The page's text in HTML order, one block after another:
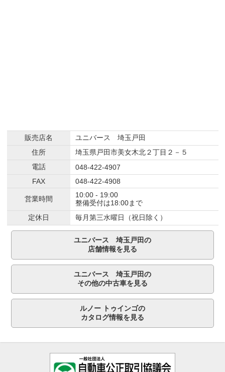
販売店名
ユニバース 埼玉戸田
住所
埼玉県戸田市美女木北２丁目２－５
電話
048-422-4907
FAX
048-422-4908
営業時間
10:00 - 19:00
整備受付は18:00まで
定休日
毎月第三水曜日（祝日除く）
ユニバース 埼玉戸田の
店舗情報を見る
ユニバース 埼玉戸田の
その他の中古車を見る
ルノー トゥインゴの
カタログ情報を見る